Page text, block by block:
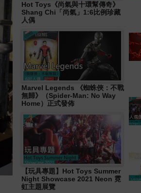
Hot Toys《尚氣與十環幫傳奇》
Shang Chi「尚氣」1:6比例珍藏
人偶
Marvel Legends 《蜘蛛俠：不戰
無歸》（Spider-Man: No Way
Home）正式發佈
【玩具專題】Hot Toys Summer
Night Showcase 2021 Neon 霓
虹主題展覽